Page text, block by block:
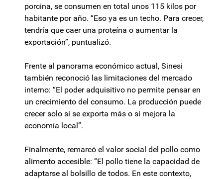
porcina, se consumen en total unos 115 kilos por
habitante por año. “Eso ya es un techo. Para crecer,
tendría que caer una proteína o aumentar la
exportación”, puntualizó.
Frente al panorama económico actual, Sinesi
también reconoció las limitaciones del mercado
interno: “El poder adquisitivo no permite pensar en
un crecimiento del consumo. La producción puede
crecer solo si se exporta más o si mejora la
economía local”.
Finalmente, remarcó el valor social del pollo como
alimento accesible: “El pollo tiene la capacidad de
adaptarse al bolsillo de todos. En este contexto,